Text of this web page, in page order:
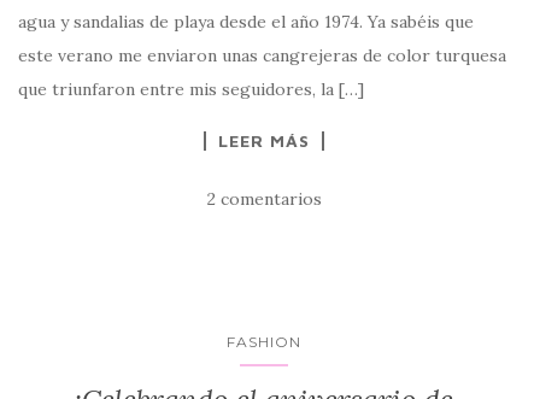
agua y sandalias de playa desde el año 1974. Ya sabéis que
este verano me enviaron unas cangrejeras de color turquesa
que triunfaron entre mis seguidores, la […]
LEER MÁS
2 comentarios
FASHION